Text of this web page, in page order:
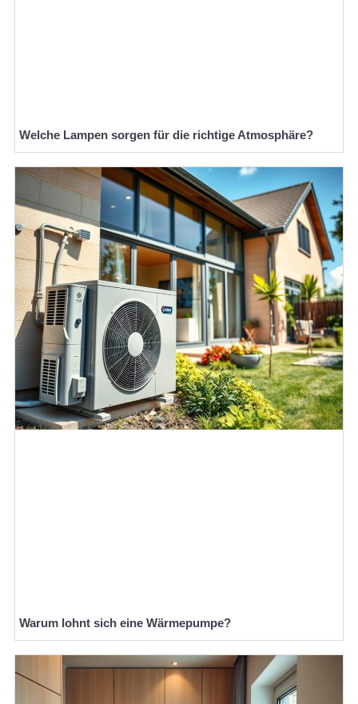
Welche Lampen sorgen für die richtige Atmosphäre?
Warum lohnt sich eine Wärmepumpe?